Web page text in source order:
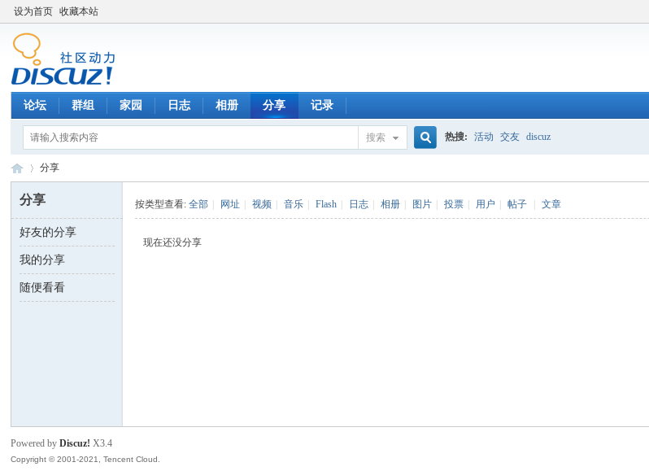
设为首页 收藏本站
论坛 群组 家园 日志 相册 分享 记录
搜索 热搜: 活动 交友 discuz
数 ›
分享
分享
好友的分享
我的分享
随便看看
按类型查看:全部 网址 视频 音乐 Flash 日志 相册 图片 投票 用户 帖子 文章
现在还没分享
Powered byDiscuz! X3.4
Copyright © 2001-2021, Tencent Cloud.